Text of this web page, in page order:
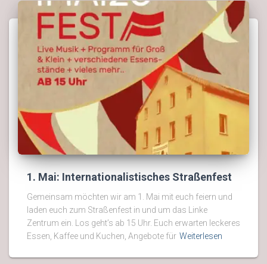
1. Mai: Internationalistisches Straßenfest
Gemeinsam möchten wir am 1. Mai mit euch feiern und
laden euch zum Straßenfest in und um das Linke
Zentrum ein. Los geht’s ab 15 Uhr. Euch erwarten leckeres
Essen, Kaffee und Kuchen, Angebote für Weiterlesen